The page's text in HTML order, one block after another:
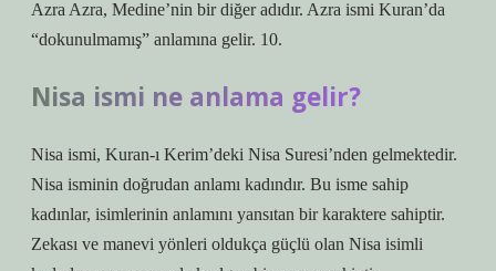
Azra Azra, Medine’nin bir diğer adıdır. Azra ismi Kuran’da
“dokunulmamış” anlamına gelir. 10.
Nisa ismi ne anlama gelir?
Nisa ismi, Kuran-ı Kerim’deki Nisa Suresi’nden gelmektedir.
Nisa isminin doğrudan anlamı kadındır. Bu isme sahip
kadınlar, isimlerinin anlamını yansıtan bir karaktere sahiptir.
Zekası ve manevi yönleri oldukça güçlü olan Nisa isimli